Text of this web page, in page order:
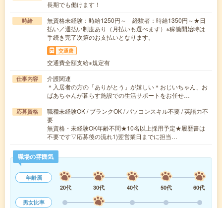
長期でも働けます！
時給
無資格未経験：時給1250円～ 経験者：時給1350円～★日
払い／週払い制度あり（月払いも選べます）※稼働開始時は
手続き完了次第のお支払いとなります。
交通費
交通費全額支給※規定有
仕事内容
介護関連
＊入居者の方の「ありがとう」が嬉しい＊おじいちゃん、お
ばあちゃんが暮らす施設での生活サポートをお任せ…
応募資格
職種未経験OK / ブランクOK / パソコンスキル不要 / 英語力不
要
無資格・未経験OK年齢不問★10名以上採用予定★履歴書は
不要です▽応募後の流れ1)翌営業日までに担当…
職場の雰囲気
年齢層
20代
30代 40代 50代
60代
男女比率